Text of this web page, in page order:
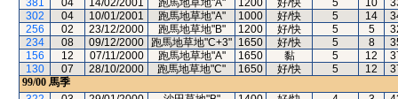
381
04 14/02/2001 跑馬地草地"A" 1200 好/快 5 10
302
04 10/01/2001 跑馬地草地"A" 1000 好/快 5 14
256
02 23/12/2000 跑馬地草地"B" 1200 好/快 5 5
234
08 09/12/2000 跑馬地草地"C+3" 1650 好/快 5 8
156
12 07/11/2000 跑馬地草地"A" 1650 黏 5 12
130
07 28/10/2000 跑馬地草地"C" 1650 好/快 5 12
99/00 馬季